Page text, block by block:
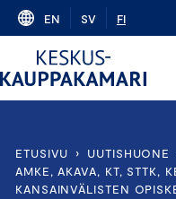
Skip
content
EN SV FI
ETUSIVU › UUTISHUONE
AMKE, AKAVA, KT, STTK,
KANSAINVÄLISTEN